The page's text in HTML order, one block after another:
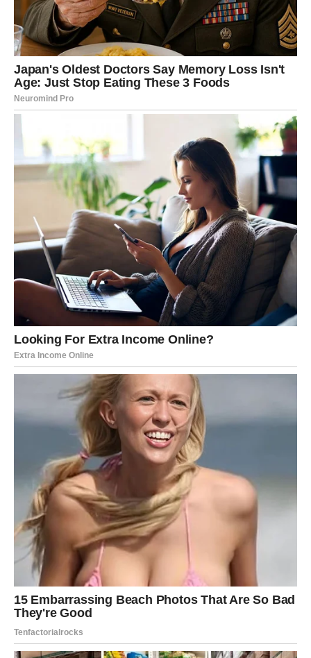
Na poslovnom planu ili u društvu, neko ti konačno daje
zasluženo priznanje. Ovo su dani u kojima Lav ponovo
stoji uspravno.
DEVICA
olakšanja i
rasterećenja. Ciganske karte govore o prestanku brige i
unutrašnjem smirenju.
U ljubavi dolazi stabilnost i tiha sigurnost, bez drame i
neizvesnosti.
Na poslu ili u svakodnevici, rešava se problem koji te je
dugo mučio. Sudbina ti poručuje da ne moraš sve sam(a).
VAGA
Za Vage, ciganske karte donosevažnu odluku srca.
Naredni dani traže iskrenost – prema sebi i prema
drugima.
U ljubavi može doći do razgovora koji menja odnos iz
Na životnom planu, dolazi ravnoteža koju si dugo tražio,
ali tek kada pustiš ono što te vuče nazad.
ŠKORPIJA
Škorpije ulaze u periodduboke transformacije
Ciganske karte govore o raskidu sa prošlošću i
oslobađanju od emotivnih okova.
U ljubavi dolazi istina – možda iznenadna, ali neophodna.
Ovo su dani u kojima shvataš koliko si ojačao i koliko više
ne moraš da se dokazuješ nikome.